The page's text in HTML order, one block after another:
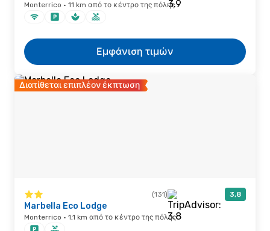
Monterrico · 11 km από το κέντρο της πόλης
Εμφάνιση τιμών
Διατίθεται επιπλέον έκπτωση
(131) 3,8
Marbella Eco Lodge
Monterrico · 1,1 km από το κέντρο της πόλης